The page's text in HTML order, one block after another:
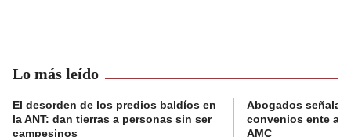
Lo más leído
El desorden de los predios baldíos en
la ANT: dan tierras a personas sin ser
campesinos
Abogados
convenios ente
AMC